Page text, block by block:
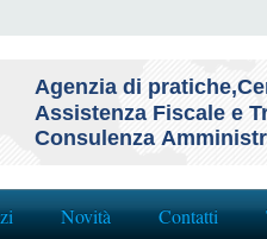
Agenzia di
Assistenza Fiscale e
Consulenza
Novità Contatti